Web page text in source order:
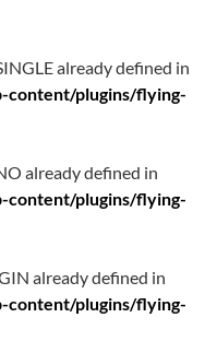
already defined in
plugins/flying-
already defined in
plugins/flying-
already defined in
plugins/flying-